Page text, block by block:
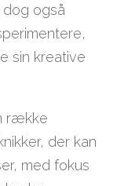
også
sin kreative
række
der kan
med fokus